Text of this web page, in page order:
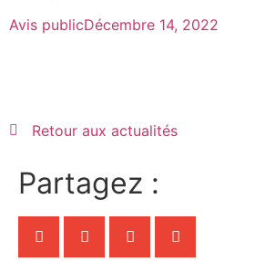
Avis publicDécembre 14, 2022
Retour aux actualités
Partagez :